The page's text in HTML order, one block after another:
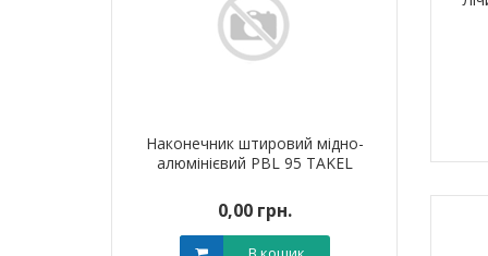
Наконечник штировий мідно-
алюмінієвий PBL 95 TAKEL
0,00 грн.